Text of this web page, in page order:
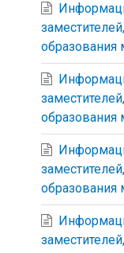
образования
образования
образования